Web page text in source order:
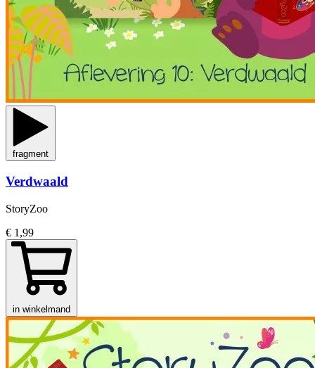
fragment
Verdwaald
StoryZoo
€ 1,99
in winkelmand